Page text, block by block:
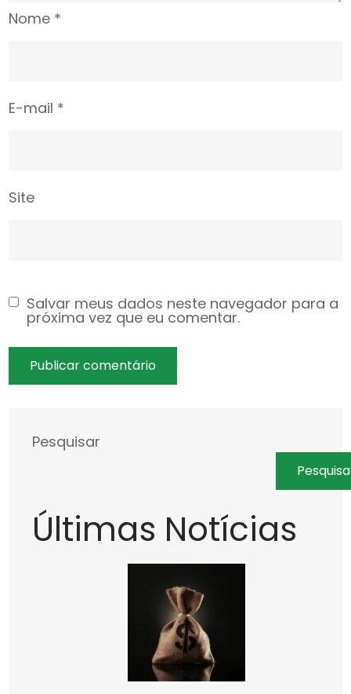
Nome *
E-mail *
Site
Salvar meus dados neste navegador para a
próxima vez que eu comentar.
Pesquisar
Últimas Notícias